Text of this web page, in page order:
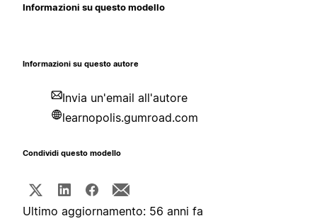
Informazioni su questo modello
Informazioni su questo autore
Invia un'email all'autore
learnopolis.gumroad.com
Condividi questo modello
Ultimo aggiornamento: 56 anni fa